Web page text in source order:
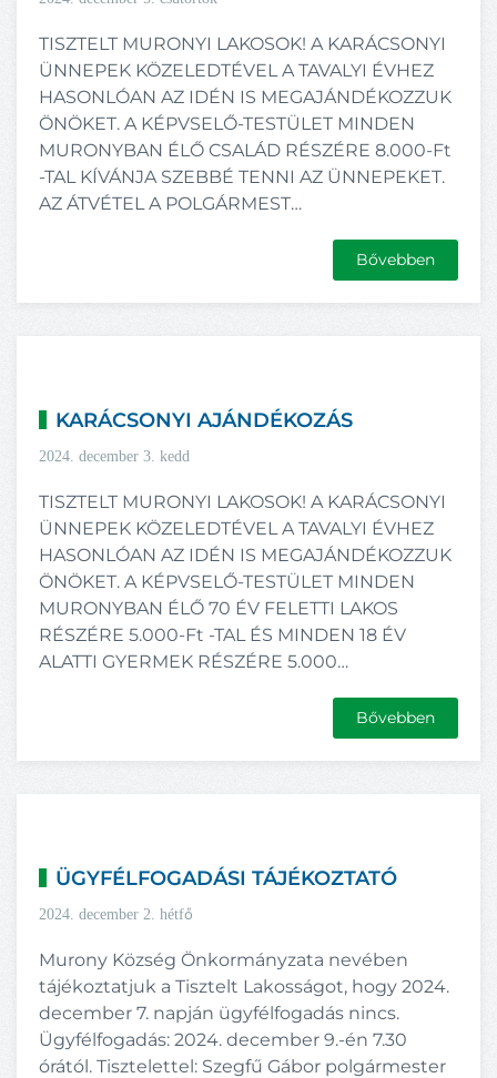
TISZTELT MURONYI LAKOSOK! A KARÁCSONYI
ÜNNEPEK KÖZELEDTÉVEL A TAVALYI ÉVHEZ
HASONLÓAN AZ IDÉN IS MEGAJÁNDÉKOZZUK
ÖNÖKET. A KÉPVSELŐ-TESTÜLET MINDEN
MURONYBAN ÉLŐ CSALÁD RÉSZÉRE 8.000-Ft
-TAL KÍVÁNJA SZEBBÉ TENNI AZ ÜNNEPEKET.
AZ ÁTVÉTEL A POLGÁRMEST…
Bővebben
KARÁCSONYI AJÁNDÉKOZÁS
2024. december 3. kedd
TISZTELT MURONYI LAKOSOK! A KARÁCSONYI
ÜNNEPEK KÖZELEDTÉVEL A TAVALYI ÉVHEZ
HASONLÓAN AZ IDÉN IS MEGAJÁNDÉKOZZUK
ÖNÖKET. A KÉPVSELŐ-TESTÜLET MINDEN
MURONYBAN ÉLŐ 70 ÉV FELETTI LAKOS
RÉSZÉRE 5.000-Ft -TAL ÉS MINDEN 18 ÉV
ALATTI GYERMEK RÉSZÉRE 5.000…
Bővebben
ÜGYFÉLFOGADÁSI TÁJÉKOZTATÓ
2024. december 2. hétfő
Murony Község Önkormányzata nevében
tájékoztatjuk a Tisztelt Lakosságot, hogy 2024.
december 7. napján ügyfélfogadás nincs.
Ügyfélfogadás: 2024. december 9.-én 7.30
órától. Tisztelettel: Szegfű Gábor polgármester